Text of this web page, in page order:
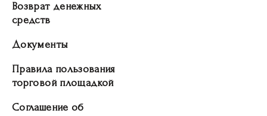
Возврат денежных
средств
Документы
Правила пользования
торговой площадкой
Соглашение об